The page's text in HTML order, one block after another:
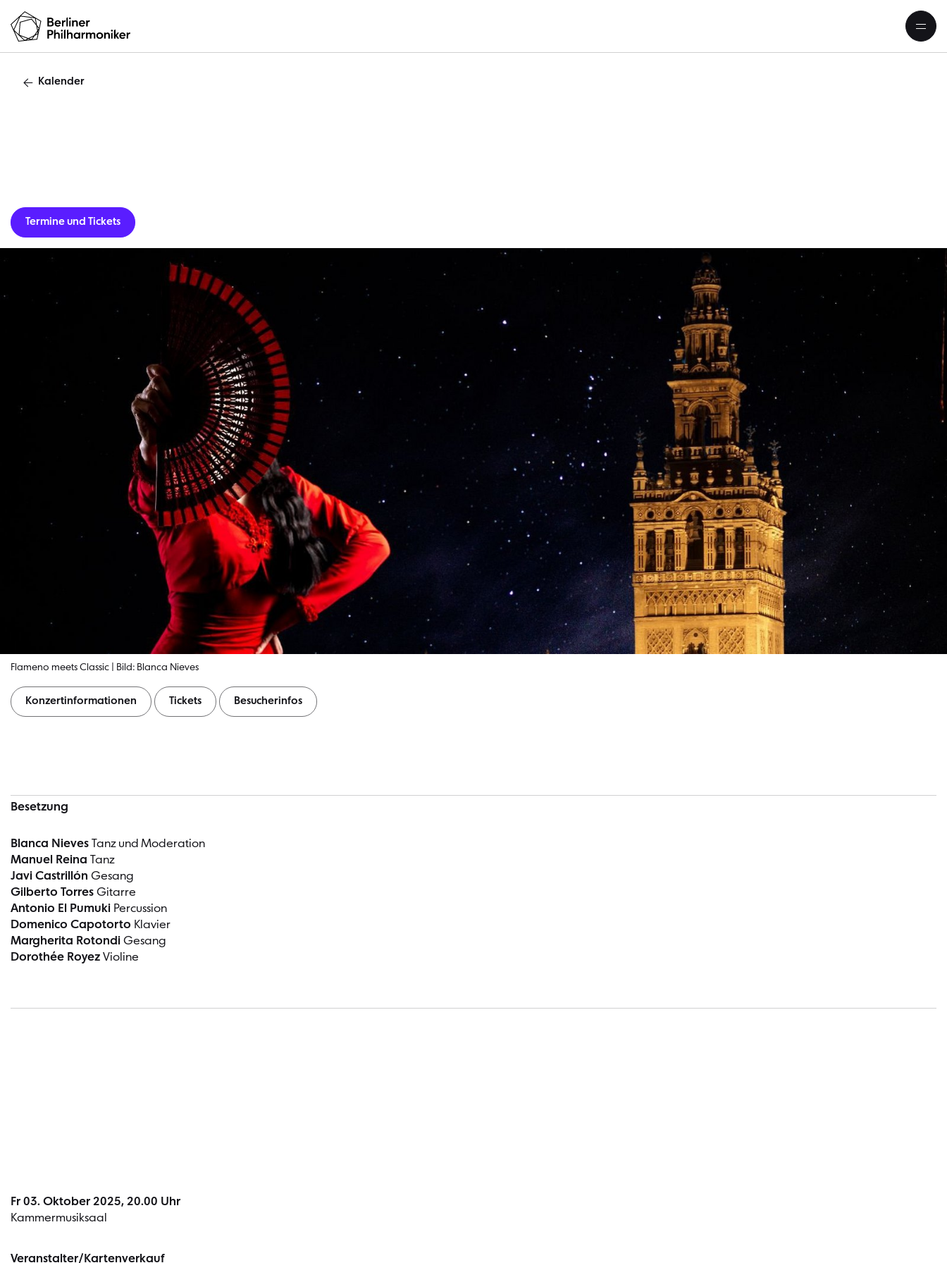
Kalender
Termine und Tickets
Flameno meets Classic | Bild: Blanca Nieves
Konzertinformationen Tickets Besucherinfos
Besetzung
Blanca Nieves Tanz und Moderation
Manuel Reina Tanz
Javi Castrillón Gesang
Gilberto Torres Gitarre
Antonio El Pumuki Percussion
Domenico Capotorto Klavier
Margherita Rotondi Gesang
Dorothée Royez Violine
Fr 03. Oktober 2025, 20.00 Uhr
Kammermusiksaal
Veranstalter/Kartenverkauf